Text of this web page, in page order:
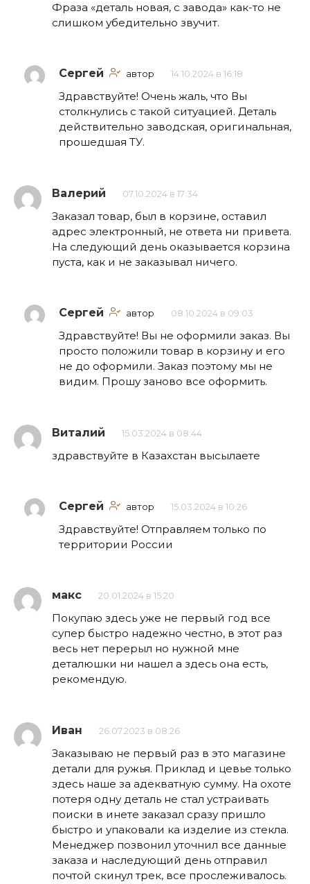
Фраза «деталь новая, с завода» как-то не
слишком убедительно звучит.
Сергей автор 14.10.2024 в 16:18
Здравствуйте! Очень жаль, что Вы
столкнулись с такой ситуацией. Деталь
действительно заводская, оригинальная,
прошедшая ТУ.
Валерий 07.10.2024 в 17:34
Заказал товар, был в корзине, оставил
адрес электронный, не ответа ни привета.
На следующий день оказывается корзина
пуста, как и не заказывал ничего.
Сергей автор 08.10.2024 в 09:03
Здравствуйте! Вы не оформили заказ. Вы
просто положили товар в корзину и его
не до оформили. Заказ поэтому мы не
видим. Прошу заново все оформить.
Виталий 15.03.2024 в 08:44
здравствуйте в Казахстан высылаете
Сергей автор 15.03.2024 в 10:26
Здравствуйте! Отправляем только по
территории России
макс 20.01.2024 в 15:20
Покупаю здесь уже не первый год все
супер быстро надежно честно, в этот раз
весь нет перерыл но нужной мне
деталюшки ни нашел а здесь она есть,
рекомендую.
Иван 26.07.2023 в 08:26
Заказываю не первый раз в это магазине
детали для ружья. Приклад и цевье только
здесь наше за адекватную сумму. На охоте
потеря одну деталь не стал устраивать
поиски в инете заказал сразу пришло
быстро и упаковали ка изделие из стекла.
Менеджер позвонил уточнил все данные
заказа и наследующий день отправил
почтой скинул трек, все прослеживалось.